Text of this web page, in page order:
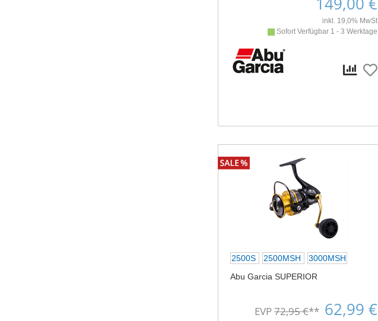
inkl. 19,0% MwSt
Sofort Verfügbar 1 - 3 Werktage
2500S 2500MSH
3000MSH
Abu Garcia SUPERIOR
EVP72,95 €** 62,99 €